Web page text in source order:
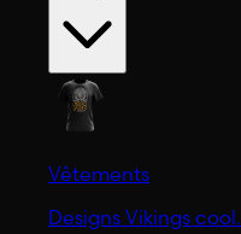
Vêtements
Designs Vikings cool.